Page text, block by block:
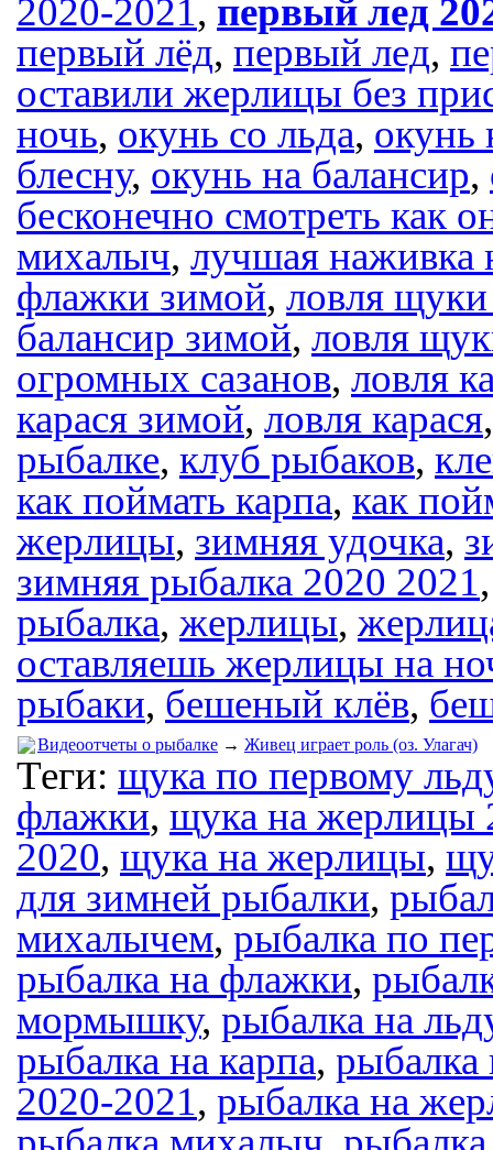
2020-2021, первый лед
первый лёд, первый лед,
оставили жерлицы без
ночь, окунь со льда,
блесну, окунь на балансир,
бесконечно смотреть как
михалыч, лучшая наживка
флажки зимой, ловля
балансир зимой, ловля
огромных сазанов, ловля
карася зимой, ловля карася
рыбалке, клуб рыбаков,
как поймать карпа, как
жерлицы, зимняя удочка,
зимняя рыбалка 2020 2021
рыбалка, жерлицы,
оставляешь жерлицы на
рыбаки, бешеный клёв,
Видеоотчеты о рыбалке → Живец играет роль (оз. Улагач)
Теги: щука по первому
флажки, щука на жерлицы
2020, щука на жерлицы,
для зимней рыбалки,
михалычем, рыбалка по
рыбалка на флажки,
мормышку, рыбалка на
рыбалка на карпа, рыбалка
2020-2021, рыбалка на